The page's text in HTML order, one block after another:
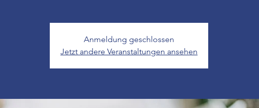
Anmeldung geschlossen
Jetzt andere Veranstaltungen ansehen